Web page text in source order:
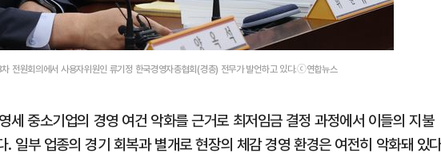
전원회의에서 사용자위원인 류기정 한국경영자총협회(경총) 전무가 발언하고 있다.ⓒ연합뉴스
세 중소기업의 경영 여건 악화를 근거로 최저임금 결정 과정에서 이들의 지불
일부 업종의 경기 회복과 별개로 현장의 체감 경영 환경은 여전히 악화돼 있